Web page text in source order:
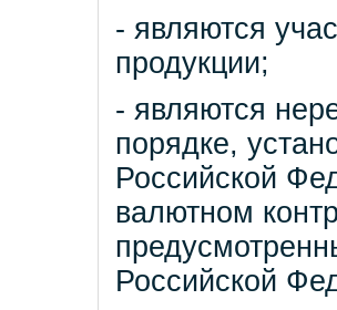
- являются
продукции;
- являются
порядке,
Российской
валютном
Российской